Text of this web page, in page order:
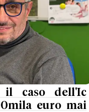
il caso dell'Ic
euro mai